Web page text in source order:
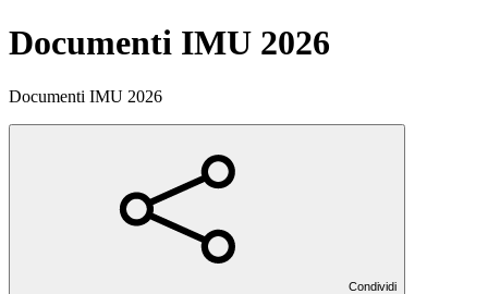
Documenti IMU 2026
Documenti IMU 2026
Condividi